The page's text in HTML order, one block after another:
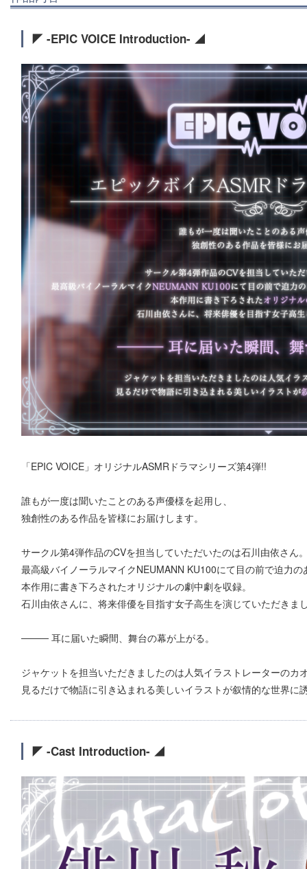
◤ -EPIC VOICE Introduction- ◢
「EPIC VOICE」オリジナルASMRドラマシリーズ第4弾!!
誰もが一度は聞いたことのある声優様を起用し、
独創性のある作品を皆様にお届けします。
サークル第4弾作品のCVを担当していただいたのは石川由依さん
最高級バイノーラルマイクNEUMANN KU100にて目の前で迫力
本作用に書き下ろされたオリジナルの劇中劇を収録。
石川由依さんに、将来俳優を目指す女子高生を演じていただきま
──── 耳に届いた瞬間、舞台の幕が上がる。
ジャケットを担当いただきましたのは人気イラストレーターのカ
見るだけで物語に引き込まれる美しいイラストが叙情的な世界に
◤ -Cast Introduction- ◢